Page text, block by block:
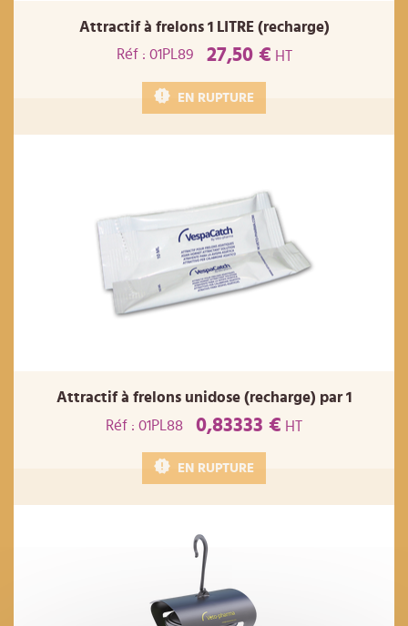
Attractif à frelons 1 LITRE (recharge)
Réf : 01PL89
27,50 € HT
EN RUPTURE
Attractif à frelons unidose (recharge) par 1
Réf : 01PL88
0,83333 € HT
EN RUPTURE